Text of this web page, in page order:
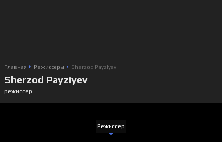
Главная Режиссеры Sherzod Payziyev
Sherzod Payziyev
режиссер
Режиссер